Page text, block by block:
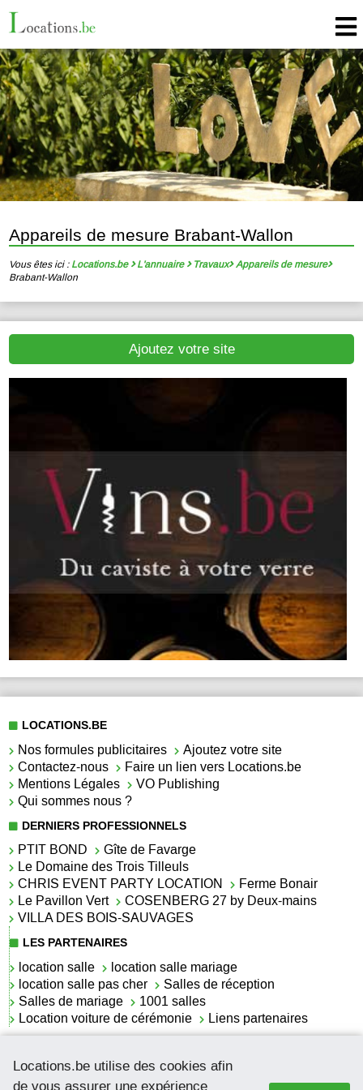
Appareils de mesure Brabant-Wallon
Vous êtes ici : Locations.be L'annuaire Travaux Appareils de mesure
Brabant-Wallon
Ajoutez votre site
Locations.be utilise des cookies afin
de vous assurer une expérience
LOCATIONS.BE
Nos formules publicitaires
Ajoutez votre site
Contactez-nous
Faire un lien vers Locations.be
Mentions Légales
VO Publishing
Qui sommes nous ?
DERNIERS PROFESSIONNELS
PTIT BOND
Gîte de Favarge
Le Domaine des Trois Tilleuls
CHRIS EVENT PARTY LOCATION
Ferme Bonair
Le Pavillon Vert
COSENBERG 27 by Deux-mains
VILLA DES BOIS-SAUVAGES
LES PARTENAIRES
location salle
location salle mariage
location salle pas cher
Salles de réception
Salles de mariage
1001 salles
Location voiture de cérémonie
Liens partenaires
La location de lettrage pour mariage
La salle de réception pour mariage en Belgique